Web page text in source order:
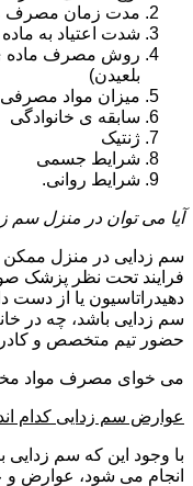
مدت زمان مصرف
شدت اعتیاد به
روش مصرف ماده ی
بلعیدن)
میزان مواد مصرفی
سابقه ی خانوادگی
ژنتیک
شرایط جسمی
شرایط روانی.
آیا می توان در منزل سم
سم زدایی در منزل
فرایند تحت نظر پزشک
دهیدراتاسیون یا از
سم زدایی باشد، چه در
حضور تیم متخصص و
می خوای مصرف مواد
عوارض سم زدایی کدام
با وجود این که سم
انجام می شود، عوارض و